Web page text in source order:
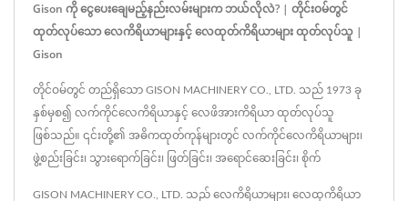
Gison ကို ငွေပေးချေမည့်နည်းလမ်းများက ဘယ်လိုလဲ? | တိုင်းဝမ်တွင်
ထုတ်လုပ်သော လေကိရိယာများနှင့် လေထုတ်ကိရိယာများ ထုတ်လုပ်သူ |
Gison
တိုင်ဝမ်တွင် တည်ရှိသော GISON MACHINERY CO., LTD. သည် 1973 ခု
နှစ်မှစ၍ လက်ကိုင်လေကိရိယာနှင့် လေဖိအားကိရိယာ ထုတ်လုပ်သူ
ဖြစ်သည်။ ၎င်းတို့၏ အဓိကထုတ်ကုန်များတွင် လက်ကိုင်လေကိရိယာများ၊
ဖွဲ့စည်းခြင်း၊ သွားရောက်ခြင်း၊ ဖြတ်ခြင်း၊ အရောင်ဆေးခြင်း၊ စိုက်
GISON MACHINERY CO., LTD. သည် လေကိရိယာများ၊ လေထုကိရိယာ